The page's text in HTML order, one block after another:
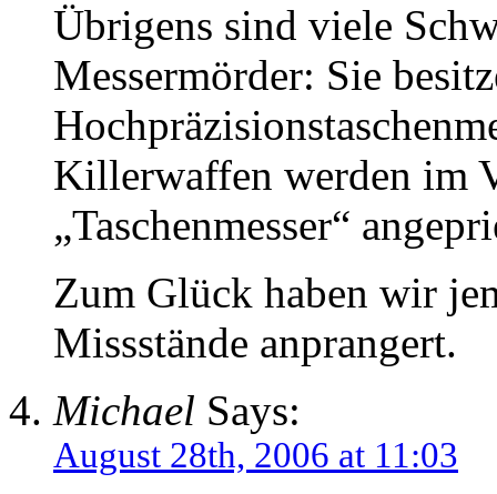
Übrigens sind viele
Messermörder: Sie
Killerwaffen werden im
„Taschenmesser“
Zum Glück haben wir
Missstände anprangert.
Michael Says:
August 28th, 2006 at 11:03